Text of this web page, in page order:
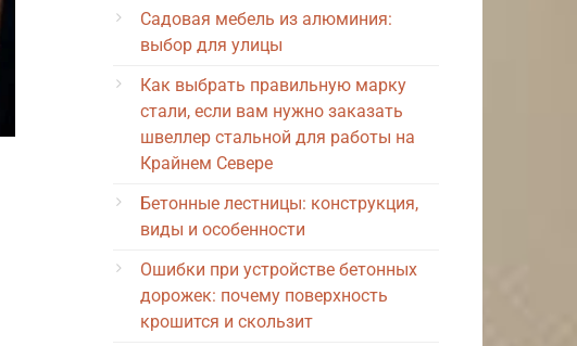
Садовая мебель из алюминия:
выбор для улицы
Как выбрать правильную марку
стали, если вам нужно заказать
швеллер стальной для работы на
Крайнем Севере
Бетонные лестницы: конструкция,
виды и особенности
Ошибки при устройстве бетонных
дорожек: почему поверхность
крошится и скользит